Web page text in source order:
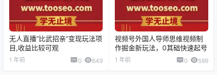
无人直播“比武招亲”变现玩法项
目,收益比较可观
1 年前 0 649
视频号外国人导师思维视频制
作掘金新玩法，0其础快速起号
1 年前 0 599